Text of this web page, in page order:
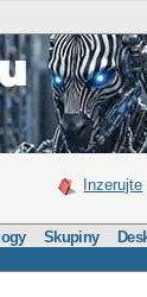
Inzerujte
Skupiny